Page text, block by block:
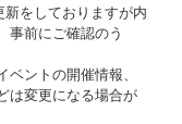
をしておりますが内
事前にご確認のう
ントの開催情報、
は変更になる場合が